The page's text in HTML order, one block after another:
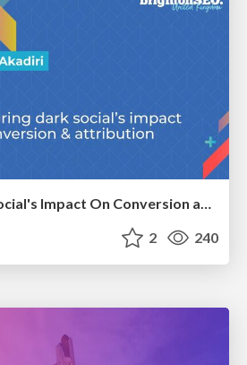
Measuring Dark Social's Impact On Conversion and Attribution
2 240